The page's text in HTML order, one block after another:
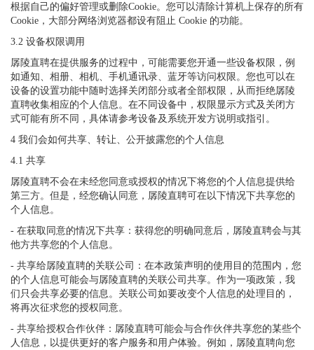
根据自己的偏好管理或删除Cookie。您可以清除计算机上保存的所有
Cookie，大部分网络浏览器都设有阻止 Cookie 的功能。
3.2 设备权限调用
孱陵直聘在提供服务的过程中，可能需要您开通一些设备权限，例
如通知、相册、相机、手机通讯录、蓝牙等访问权限。您也可以在
设备的设置功能中随时选择关闭部分或者全部权限，从而拒绝孱陵
直聘收集相应的个人信息。在不同设备中，权限显示方式及关闭方
式可能有所不同，具体请参考设备及系统开发方说明或指引。
4 我们会如何共享、转让、公开披露您的个人信息
4.1 共享
孱陵直聘不会在未经您同意或授权的情况下将您的个人信息提供给
第三方。但是，经您确认同意，孱陵直聘可在以下情况下共享您的
个人信息。
- 在获取同意的情况下共享：获得您的明确同意后，孱陵直聘会与其
他方共享您的个人信息。
- 共享给孱陵直聘的关联公司：在本政策声明的使用目的范围内，您
的个人信息可能会与孱陵直聘的关联公司共享。作为一项政策，我
们只会共享必要的信息。关联公司如要改变个人信息的处理目的，
将再次征求您的授权同意。
- 共享给授权合作伙伴：孱陵直聘可能会与合作伙伴共享您的某些个
人信息，以提供更好的客户服务和用户体验。例如，孱陵直聘向您